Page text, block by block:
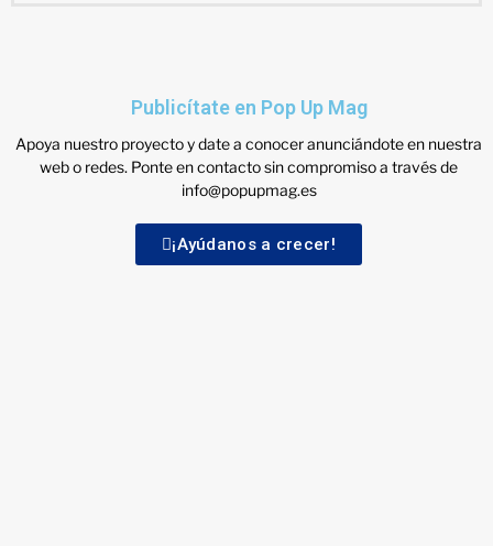
Publicítate en Pop Up Mag
Apoya nuestro proyecto y date a conocer anunciándote en nuestra
web o redes. Ponte en contacto sin compromiso a través de
info@popupmag.es
¡Ayúdanos a crecer!